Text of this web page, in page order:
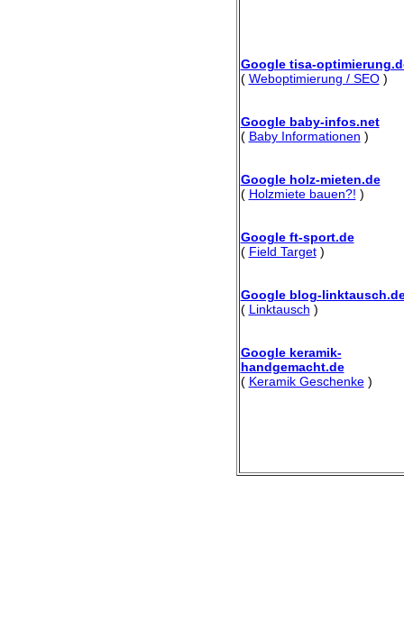
Google tisa-
( Weboptimierung / SEO)
Google baby-infos.net
( Baby Informationen )
Google holz-mieten.de
( Holzmiete bauen?! )
Google ft-sport.de
( Field Target)
Google blog-
( Linktausch )
Google keramik-
handgemacht.de
( Keramik Geschenke)